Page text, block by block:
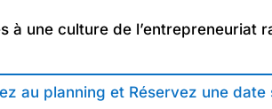
à une culture de
au planning et Réservez une